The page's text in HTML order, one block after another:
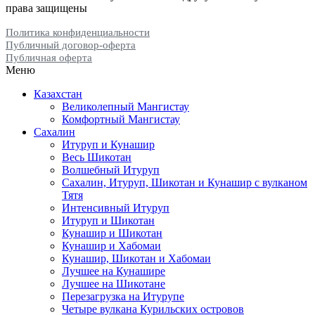
Памятник Тарасу Шевченко
набрать святой воды, которая не портится потом целый год. К
Шокы Тау (Юрта)
В Босжыре есть два останца круглой формы, напоминающие
по форме юрту. Одна из них, Шокы Тау, расположена по
дороге на Улькен кеме. Юрта — необычная гора,
характеризуется круглой основой и высоким пиком с круглым
контуром. Стены пика круты и обрывисты.
права защищены
Политика конфиденциальности
Публичный договор-оферта
Публичная оферта
Меню
Казахстан
Великолепный Мангистау
Комфортный Мангистау
Сахалин
Итуруп и Кунашир
Весь Шикотан
Волшебный Итуруп
Сахалин, Итуруп, Шикотан и Кунашир с вулканом
Тятя
Интенсивный Итуруп
Итуруп и Шикотан
Кунашир и Шикотан
Кунашир и Хабомаи
Кунашир, Шикотан и Хабомаи
Лучшее на Кунашире
Лучшее на Шикотане
Перезагрузка на Итурупе
Четыре вулкана Курильских островов